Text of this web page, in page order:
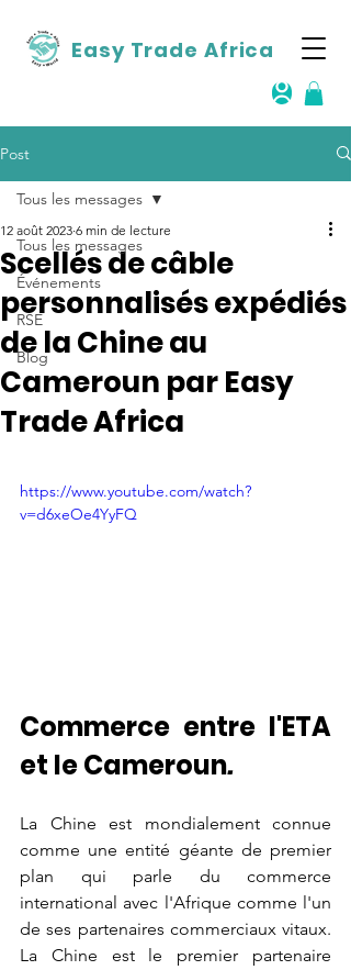
Easy Trade Africa
Post
Tous les messages
Événements
RSE
Blog
Tous les messages
Scellés de câble
personnalisés expédiés
de la Chine au
Cameroun par Easy
Trade Africa
12 août 2023 6 min de lecture
https://www.youtube.com/watch?
v=d6xeOe4YyFQ
Commerce entre l'ETA
et le Cameroun.
La Chine est mondialement connue
comme une entité géante de premier
plan qui parle du commerce
international avec l'Afrique comme l'un
de ses partenaires commerciaux vitaux.
La Chine est le premier partenaire